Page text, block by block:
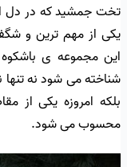
تخت جمشید که در دل
یکی از مهم ترین و
این مجموعه ی
شناخته می شود نه تنها
بلکه امروزه یکی از
محسوب می شود.